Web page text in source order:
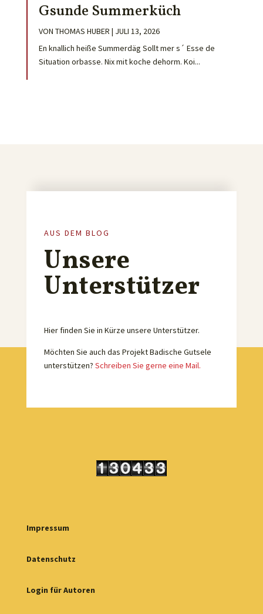
Gsunde Summerküch
VON THOMAS HUBER | JULI 13, 2026
En knallich heiße Summerdäg Sollt mer s´ Esse de
Situation orbasse. Nix mit koche dehorm. Koi...
AUS DEM BLOG
Unsere
Unterstützer
Hier finden Sie in Kürze unsere Unterstützer.
Möchten Sie auch das Projekt Badische Gutsele
unterstützen? Schreiben Sie gerne eine Mail.
Impressum
Datenschutz
Login für Autoren